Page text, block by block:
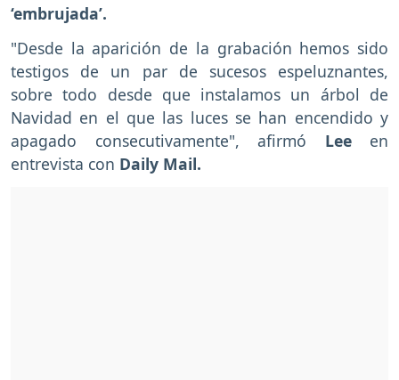
‘embrujada’.
"Desde la aparición de la grabación hemos sido
testigos de un par de sucesos espeluznantes,
sobre todo desde que instalamos un árbol de
Navidad en el que las luces se han encendido y
apagado consecutivamente", afirmó Lee en
entrevista con Daily Mail.